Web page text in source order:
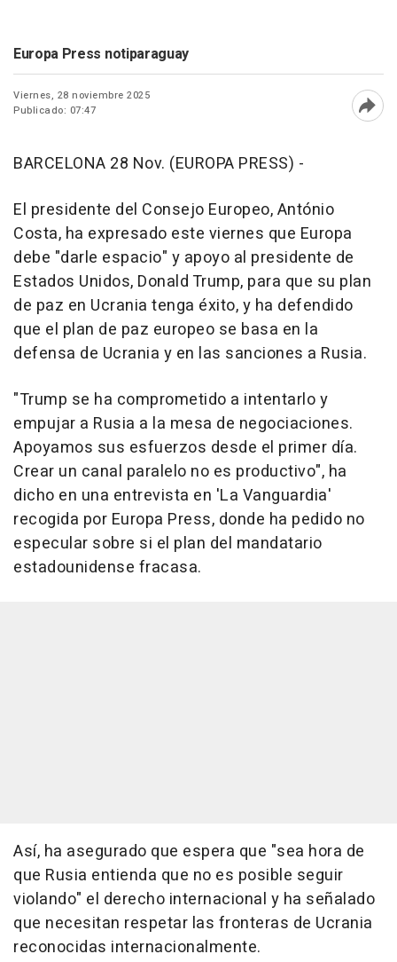
Europa Press notiparaguay
Viernes, 28 noviembre 2025
Publicado: 07:47
BARCELONA 28 Nov. (EUROPA PRESS) -
El presidente del Consejo Europeo, António
Costa, ha expresado este viernes que Europa
debe "darle espacio" y apoyo al presidente de
Estados Unidos, Donald Trump, para que su plan
de paz en Ucrania tenga éxito, y ha defendido
que el plan de paz europeo se basa en la
defensa de Ucrania y en las sanciones a Rusia.
"Trump se ha comprometido a intentarlo y
empujar a Rusia a la mesa de negociaciones.
Apoyamos sus esfuerzos desde el primer día.
Crear un canal paralelo no es productivo", ha
dicho en una entrevista en 'La Vanguardia'
recogida por Europa Press, donde ha pedido no
especular sobre si el plan del mandatario
estadounidense fracasa.
Así, ha asegurado que espera que "sea hora de
que Rusia entienda que no es posible seguir
violando" el derecho internacional y ha señalado
que necesitan respetar las fronteras de Ucrania
reconocidas internacionalmente.